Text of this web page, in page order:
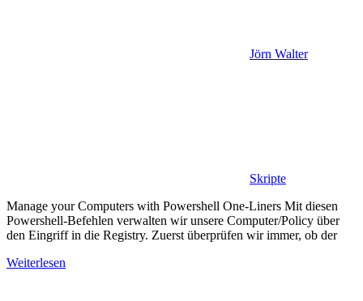
Jörn Walter
Skripte
Manage your Computers with Powershell One-Liners Mit diesen
Powershell-Befehlen verwalten wir unsere Computer/Policy über
den Eingriff in die Registry. Zuerst überprüfen wir immer, ob der
Weiterlesen